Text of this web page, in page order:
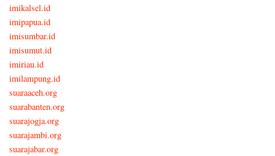
imikalsel.id
imipapua.id
imisumbar.id
imisumut.id
imiriau.id
imilampung.id
suaraaceh.org
suarabanten.org
suarajogja.org
suarajambi.org
suarajabar.org